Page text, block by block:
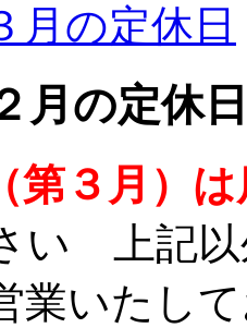
月の定休日
月の定休日
第３月）
い 上記以
業いたし